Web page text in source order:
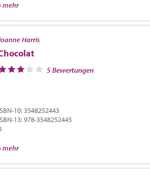
mehr
Harris
5 Bewertungen
10: 3548252443
13: 978-3548252445
mehr